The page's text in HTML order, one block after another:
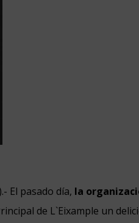
El pasado día, la
de L`Eixample un